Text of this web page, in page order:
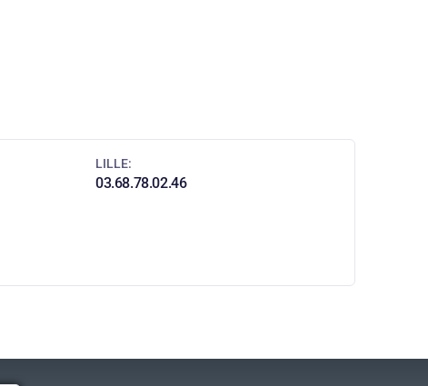
LILLE:
03.68.78.02.46